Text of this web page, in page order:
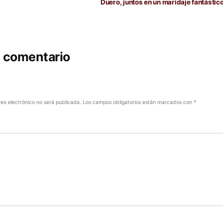
Duero, juntos en un maridaje
comentario
electrónico no será publicada. Los campos obligatorios están marcados con *